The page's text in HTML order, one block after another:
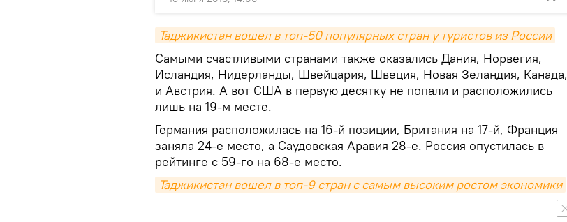
Таджикистан вошел в топ-50 популярных стран у туристов из России
Самыми счастливыми странами также оказались Дания, Норвегия,
Исландия, Нидерланды, Швейцария, Швеция, Новая Зеландия, Канада,
и Австрия. А вот США в первую десятку не попали и расположились
лишь на 19-м месте.
Германия расположилась на 16-й позиции, Британия на 17-й, Франция
заняла 24-е место, а Саудовская Аравия 28-е. Россия опустилась в
рейтинге с 59-го на 68-е место.
Таджикистан вошел в топ-9 стран с самым высоким ростом экономики